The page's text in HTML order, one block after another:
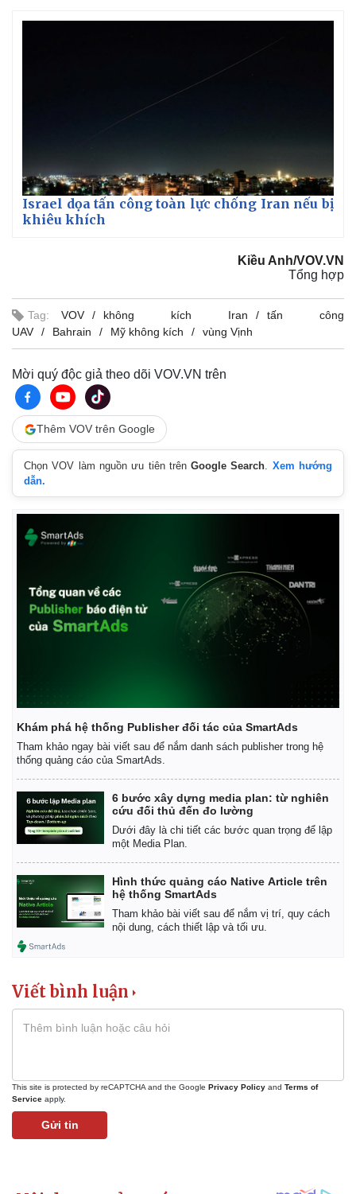
Pháp luật
Tin nóng
Tư vấn luật
Quân sự - Quốc phòng
Việt Nam
Phân tích
Israel dọa tấn công toàn lực chống Iran nếu bị
khiêu khích
Kiều Anh/VOV.VN
Tổng hợp
Tag: VOV không kích Iran
tấn công
UAV
Bahrain Mỹ không kích vùng Vịnh
Mời quý độc giả theo dõi VOV.VN trên
Thêm VOV trên Google
Chọn VOV làm nguồn ưu tiên trênGoogle Search. Xem hướng
dẫn.
Khám phá hệ thống Publisher đối tác của SmartAds
Tham khảo ngay bài viết sau để nắm danh sách publisher trong hệ
thống quảng cáo của SmartAds.
6 bước xây dựng media plan: từ nghiên
cứu đối thủ đến đo lường
Dưới đây là chi tiết các bước quan trọng để lập
một Media Plan.
Hình thức quảng cáo Native Article trên
hệ thống SmartAds
Tham khảo bài viết sau để nắm vị trí, quy cách
nội dung, cách thiết lập và tối ưu.
Viết bình luận
This site is protected by reCAPTCHA and the Google Privacy Policy and Terms of
Service apply.
Gửi tin